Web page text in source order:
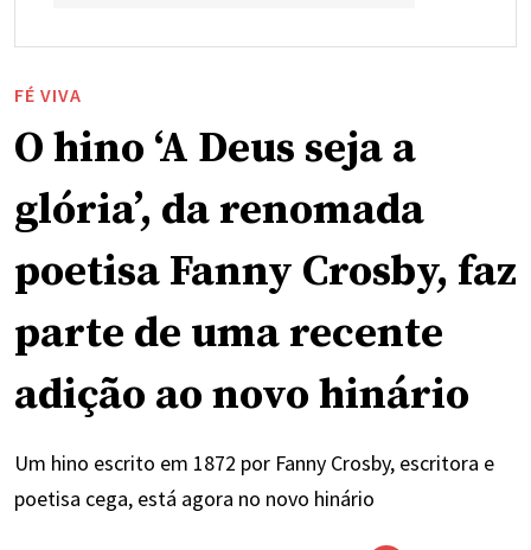
FÉ VIVA
O hino ‘A Deus seja a
glória’, da renomada
poetisa Fanny Crosby, faz
parte de uma recente
adição ao novo hinário
Um hino escrito em 1872 por Fanny Crosby, escritora e
poetisa cega, está agora no novo hinário